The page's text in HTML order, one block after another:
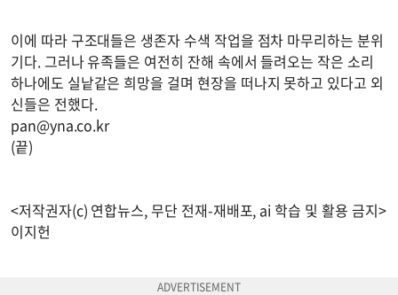
이에 따라 구조대들은 생존자 수색 작업을 점차 마무리하는 분위
기다. 그러나 유족들은 여전히 잔해 속에서 들려오는 작은 소리
하나에도 실낱같은 희망을 걸며 현장을 떠나지 못하고 있다고 외
신들은 전했다.
pan@yna.co.kr
(끝)
<저작권자(c) 연합뉴스, 무단 전재-재배포, ai 학습 및 활용 금지>
이지헌